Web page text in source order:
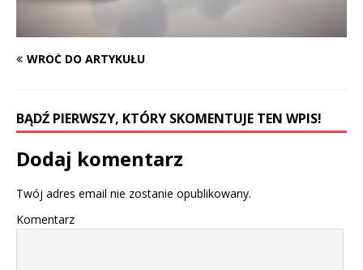
WRÓĆ DO ARTYKUŁU
BĄDŹ PIERWSZY, KTÓRY SKOMENTUJE TEN WPIS!
Dodaj komentarz
Twój adres email nie zostanie opublikowany.
Komentarz